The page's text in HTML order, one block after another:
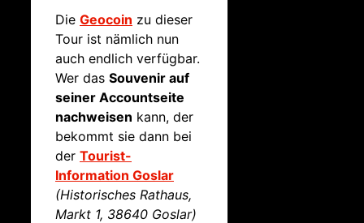
Die Geocoin zu dieser
Tour ist nämlich nun
auch endlich verfügbar.
Wer das Souvenir auf
seiner Accountseite
nachweisen kann, der
bekommt sie dann bei
der Tourist-
Information Goslar
(Historisches Rathaus,
Markt 1, 38640 Goslar)